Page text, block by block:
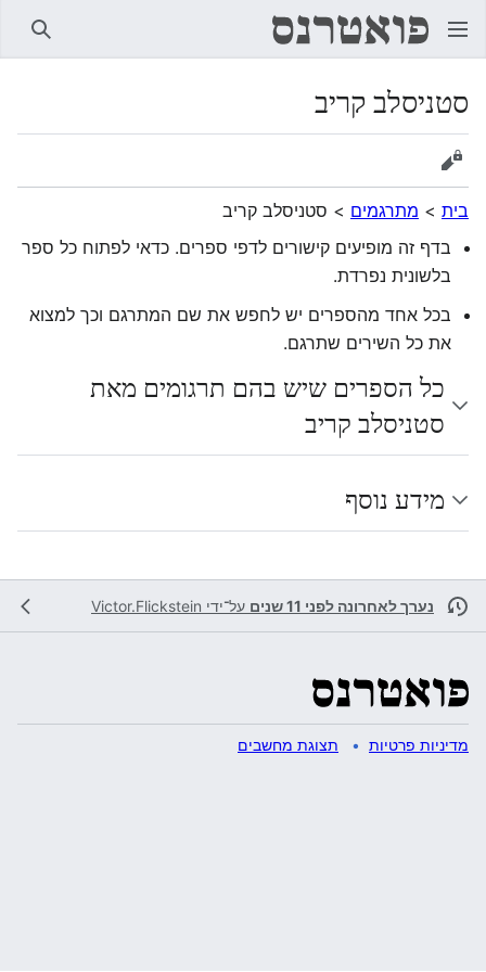
סטניסלב קריב
הצגת מקור
בית > מתרגמים > סטניסלב קריב
בדף זה מופיעים קישורים לדפי ספרים. כדאי לפתוח כל ספר
בלשונית נפרדת.
בכל אחד מהספרים יש לחפש את שם המתרגם וכך למצוא
את כל השירים שתרגם.
כל הספרים שיש בהם תרגומים מאת
סטניסלב קריב
מידע נוסף
נערך לאחרונה לפני 11 שנים על־ידי Victor.Flickstein
מדיניות פרטיות תצוגת מחשבים